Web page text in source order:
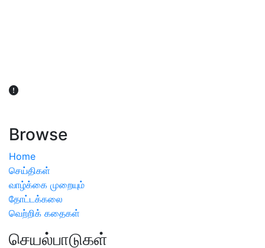
Browse
Home
செய்திகள்
வாழ்க்கை முறையும்
தோட்டக்கலை
வெற்றிக் கதைகள்
செயல்பாடுகள்